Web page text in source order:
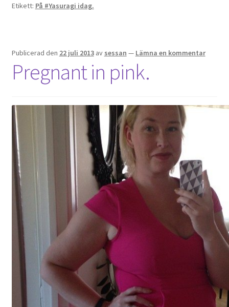
Etikett: På #Yasuragi idag.
Publicerad den 22 juli 2013 av sessan — Lämna en kommentar
Pregnant in pink.